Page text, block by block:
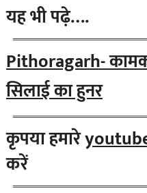
यह भी पढ़े….
Pithoragarh-
सिलाई का हुनर
कृपया हमारे
करें